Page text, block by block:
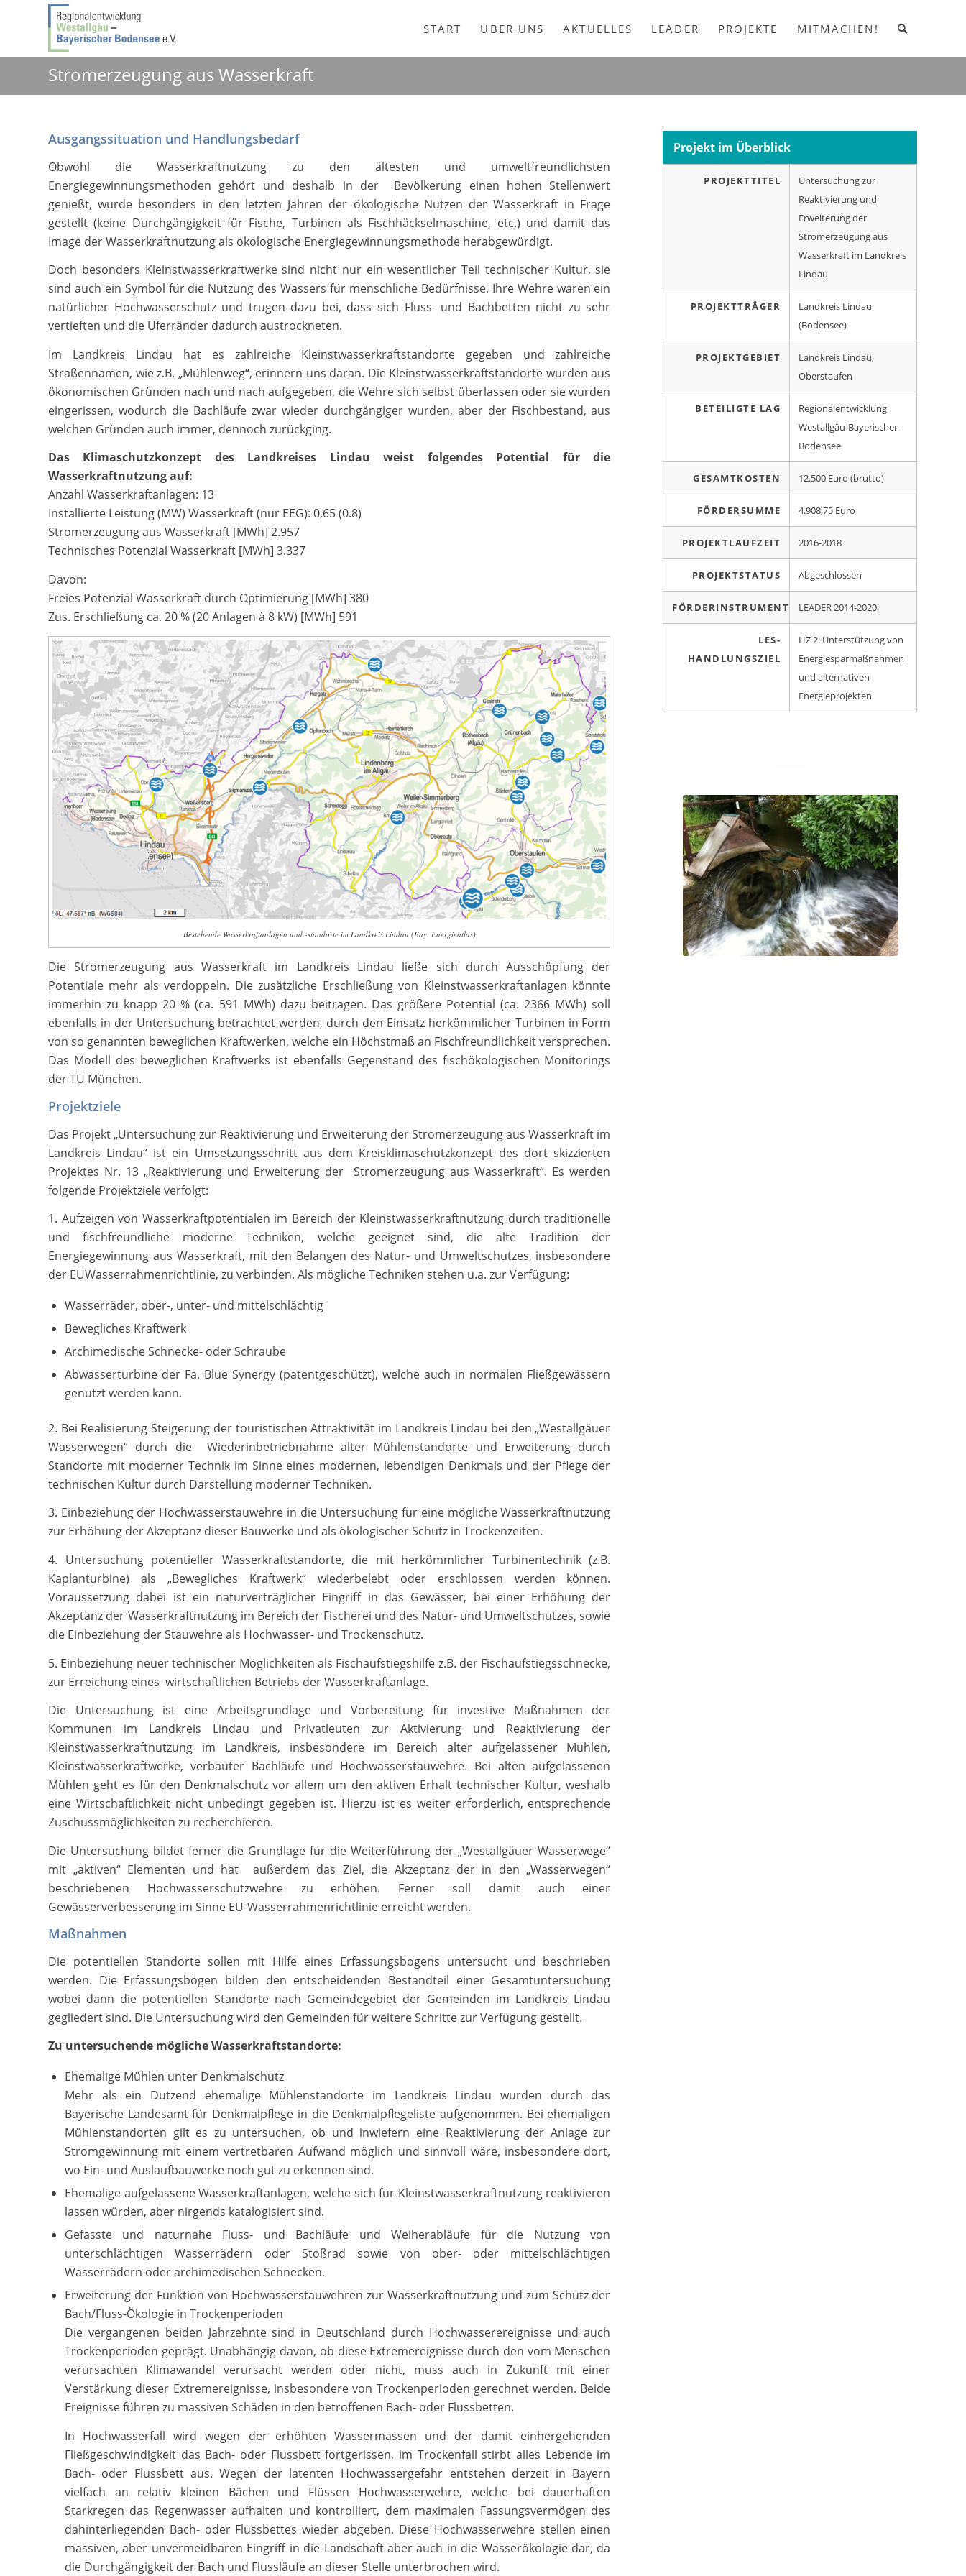
START ÜBER UNS AKTUELLES LEADER PROJEKTE MITMACHEN!
Stromerzeugung aus Wasserkraft
Ausgangssituation und Handlungsbedarf
Obwohl die Wasserkraftnutzung zu den ältesten und umweltfreundlichsten
Energiegewinnungsmethoden gehört und deshalb in der Bevölkerung einen hohen Stellenwert
genießt, wurde besonders in den letzten Jahren der ökologische Nutzen der Wasserkraft in Frage
gestellt (keine Durchgängigkeit für Fische, Turbinen als Fischhäckselmaschine, etc.) und damit das
Image der Wasserkraftnutzung als ökologische Energiegewinnungsmethode herabgewürdigt.
Doch besonders Kleinstwasserkraftwerke sind nicht nur ein wesentlicher Teil technischer Kultur, sie
sind auch ein Symbol für die Nutzung des Wassers für menschliche Bedürfnisse. Ihre Wehre waren ein
natürlicher Hochwasserschutz und trugen dazu bei, dass sich Fluss- und Bachbetten nicht zu sehr
vertieften und die Uferränder dadurch austrockneten.
Im Landkreis Lindau hat es zahlreiche Kleinstwasserkraftstandorte gegeben und zahlreiche
Straßennamen, wie z.B. „Mühlenweg“, erinnern uns daran. Die Kleinstwasserkraftstandorte wurden aus
ökonomischen Gründen nach und nach aufgegeben, die Wehre sich selbst überlassen oder sie wurden
eingerissen, wodurch die Bachläufe zwar wieder durchgängiger wurden, aber der Fischbestand, aus
welchen Gründen auch immer, dennoch zurückging.
Das Klimaschutzkonzept des Landkreises Lindau weist folgendes Potential für die
Wasserkraftnutzung auf:
Anzahl Wasserkraftanlagen: 13
Installierte Leistung (MW) Wasserkraft (nur EEG): 0,65 (0.8)
Stromerzeugung aus Wasserkraft [MWh] 2.957
Technisches Potenzial Wasserkraft [MWh] 3.337
Davon:
Freies Potenzial Wasserkraft durch Optimierung [MWh] 380
Zus. Erschließung ca. 20 % (20 Anlagen à 8 kW) [MWh] 591
Bestehende Wasserkraftanlagen und -standorte im Landkreis Lindau (Bay. Energieatlas)
Die Stromerzeugung aus Wasserkraft im Landkreis Lindau ließe sich durch Ausschöpfung der
Potentiale mehr als verdoppeln. Die zusätzliche Erschließung von Kleinstwasserkraftanlagen könnte
immerhin zu knapp 20 % (ca. 591 MWh) dazu beitragen. Das größere Potential (ca. 2366 MWh) soll
ebenfalls in der Untersuchung betrachtet werden, durch den Einsatz herkömmlicher Turbinen in Form
von so genannten beweglichen Kraftwerken, welche ein Höchstmaß an Fischfreundlichkeit versprechen.
Das Modell des beweglichen Kraftwerks ist ebenfalls Gegenstand des fischökologischen Monitorings
der TU München.
Projektziele
Das Projekt „Untersuchung zur Reaktivierung und Erweiterung der Stromerzeugung aus Wasserkraft im
Landkreis Lindau“ ist ein Umsetzungsschritt aus dem Kreisklimaschutzkonzept des dort skizzierten
Projektes Nr. 13 „Reaktivierung und Erweiterung der Stromerzeugung aus Wasserkraft“. Es werden
folgende Projektziele verfolgt:
1. Aufzeigen von Wasserkraftpotentialen im Bereich der Kleinstwasserkraftnutzung durch traditionelle
und fischfreundliche moderne Techniken, welche geeignet sind, die alte Tradition der
Energiegewinnung aus Wasserkraft, mit den Belangen des Natur- und Umweltschutzes, insbesondere
der EUWasserrahmenrichtlinie, zu verbinden. Als mögliche Techniken stehen u.a. zur Verfügung:
Wasserräder, ober-, unter- und mittelschlächtig
Bewegliches Kraftwerk
Archimedische Schnecke- oder Schraube
Abwasserturbine der Fa. Blue Synergy (patentgeschützt), welche auch in normalen Fließgewässern
genutzt werden kann.
2. Bei Realisierung Steigerung der touristischen Attraktivität im Landkreis Lindau bei den „Westallgäuer
Wasserwegen“ durch die Wiederinbetriebnahme alter Mühlenstandorte und Erweiterung durch
Standorte mit moderner Technik im Sinne eines modernen, lebendigen Denkmals und der Pflege der
technischen Kultur durch Darstellung moderner Techniken.
3. Einbeziehung der Hochwasserstauwehre in die Untersuchung für eine mögliche Wasserkraftnutzung
zur Erhöhung der Akzeptanz dieser Bauwerke und als ökologischer Schutz in Trockenzeiten.
4. Untersuchung potentieller Wasserkraftstandorte, die mit herkömmlicher Turbinentechnik (z.B.
Kaplanturbine) als „Bewegliches Kraftwerk“ wiederbelebt oder erschlossen werden können.
Voraussetzung dabei ist ein naturverträglicher Eingriff in das Gewässer, bei einer Erhöhung der
Akzeptanz der Wasserkraftnutzung im Bereich der Fischerei und des Natur- und Umweltschutzes, sowie
die Einbeziehung der Stauwehre als Hochwasser- und Trockenschutz.
5. Einbeziehung neuer technischer Möglichkeiten als Fischaufstiegshilfe z.B. der Fischaufstiegsschnecke,
zur Erreichung eines wirtschaftlichen Betriebs der Wasserkraftanlage.
Die Untersuchung ist eine Arbeitsgrundlage und Vorbereitung für investive Maßnahmen der
Kommunen im Landkreis Lindau und Privatleuten zur Aktivierung und Reaktivierung der
Kleinstwasserkraftnutzung im Landkreis, insbesondere im Bereich alter aufgelassener Mühlen,
Kleinstwasserkraftwerke, verbauter Bachläufe und Hochwasserstauwehre. Bei alten aufgelassenen
Mühlen geht es für den Denkmalschutz vor allem um den aktiven Erhalt technischer Kultur, weshalb
eine Wirtschaftlichkeit nicht unbedingt gegeben ist. Hierzu ist es weiter erforderlich, entsprechende
Zuschussmöglichkeiten zu recherchieren.
Die Untersuchung bildet ferner die Grundlage für die Weiterführung der „Westallgäuer Wasserwege“
mit „aktiven“ Elementen und hat außerdem das Ziel, die Akzeptanz der in den „Wasserwegen“
beschriebenen Hochwasserschutzwehre zu erhöhen. Ferner soll damit auch einer
Gewässerverbesserung im Sinne EU-Wasserrahmenrichtlinie erreicht werden.
Maßnahmen
Die potentiellen Standorte sollen mit Hilfe eines Erfassungsbogens untersucht und beschrieben
werden. Die Erfassungsbögen bilden den entscheidenden Bestandteil einer Gesamtuntersuchung
wobei dann die potentiellen Standorte nach Gemeindegebiet der Gemeinden im Landkreis Lindau
gegliedert sind. Die Untersuchung wird den Gemeinden für weitere Schritte zur Verfügung gestellt.
Zu untersuchende mögliche Wasserkraftstandorte:
Ehemalige Mühlen unter Denkmalschutz
Mehr als ein Dutzend ehemalige Mühlenstandorte im Landkreis Lindau wurden durch das
Bayerische Landesamt für Denkmalpflege in die Denkmalpflegeliste aufgenommen. Bei ehemaligen
Mühlenstandorten gilt es zu untersuchen, ob und inwiefern eine Reaktivierung der Anlage zur
Stromgewinnung mit einem vertretbaren Aufwand möglich und sinnvoll wäre, insbesondere dort,
wo Ein- und Auslaufbauwerke noch gut zu erkennen sind.
Ehemalige aufgelassene Wasserkraftanlagen, welche sich für Kleinstwasserkraftnutzung reaktivieren
lassen würden, aber nirgends katalogisiert sind.
Gefasste und naturnahe Fluss- und Bachläufe und Weiherabläufe für die Nutzung von
unterschlächtigen Wasserrädern oder Stoßrad sowie von ober- oder mittelschlächtigen
Wasserrädern oder archimedischen Schnecken.
Erweiterung der Funktion von Hochwasserstauwehren zur Wasserkraftnutzung und zum Schutz der
Bach/Fluss-Ökologie in Trockenperioden
Die vergangenen beiden Jahrzehnte sind in Deutschland durch Hochwasserereignisse und auch
Trockenperioden geprägt. Unabhängig davon, ob diese Extremereignisse durch den vom Menschen
verursachten Klimawandel verursacht werden oder nicht, muss auch in Zukunft mit einer
Verstärkung dieser Extremereignisse, insbesondere von Trockenperioden gerechnet werden. Beide
Ereignisse führen zu massiven Schäden in den betroffenen Bach- oder Flussbetten.
In Hochwasserfall wird wegen der erhöhten Wassermassen und der damit einhergehenden
Fließgeschwindigkeit das Bach- oder Flussbett fortgerissen, im Trockenfall stirbt alles Lebende im
Bach- oder Flussbett aus. Wegen der latenten Hochwassergefahr entstehen derzeit in Bayern
vielfach an relativ kleinen Bächen und Flüssen Hochwasserwehre, welche bei dauerhaften
Starkregen das Regenwasser aufhalten und kontrolliert, dem maximalen Fassungsvermögen des
dahinterliegenden Bach- oder Flussbettes wieder abgeben. Diese Hochwasserwehre stellen einen
massiven, aber unvermeidbaren Eingriff in die Landschaft aber auch in die Wasserökologie dar, da
die Durchgängigkeit der Bach und Flussläufe an dieser Stelle unterbrochen wird.
Projekt im Überblick
PROJEKTTITEL
Untersuchung zur
Reaktivierung und
Erweiterung der
Stromerzeugung aus
Wasserkraft im Landkreis
Lindau
PROJEKTTRÄGER
Landkreis Lindau
(Bodensee)
PROJEKTGEBIET
Landkreis Lindau,
Oberstaufen
BETEILIGTE LAG
Regionalentwicklung
Westallgäu-Bayerischer
Bodensee
GESAMTKOSTEN 12.500 Euro (brutto)
FÖRDERSUMME 4.908,75 Euro
PROJEKTLAUFZEIT 2016-2018
PROJEKTSTATUS Abgeschlossen
FÖRDERINSTRUMENT LEADER 2014-2020
LES-
HANDLUNGSZIEL
HZ 2: Unterstützung von
Energiesparmaßnahmen
und alternativen
Energieprojekten